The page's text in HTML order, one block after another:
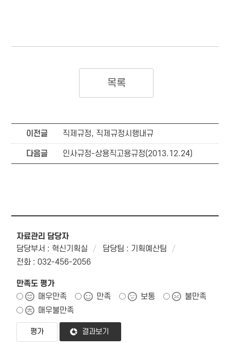
목록
이전글 직제규정, 직제규정시행내규
다음글 인사규정-상용직고용규정(2013.12.24)
자료관리 담당자
담당부서 : 혁신기획실
담당팀 : 기획예산팀
전화 : 032-456-2056
만족도 평가
매우만족
만족 보통
불만족
매우불만족
결과보기